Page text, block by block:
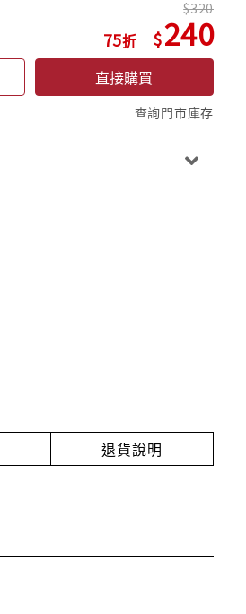
75
320
240
直接購買
查詢門市庫存
退貨說明